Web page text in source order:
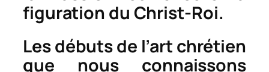
figuration du Christ-Roi.
Les débuts de l’art chrétien
que nous connaissons